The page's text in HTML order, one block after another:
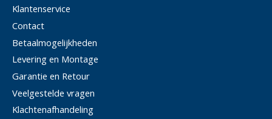
Klantenservice
Contact
Betaalmogelijkheden
Levering en Montage
Garantie en Retour
Veelgestelde vragen
Klachtenafhandeling